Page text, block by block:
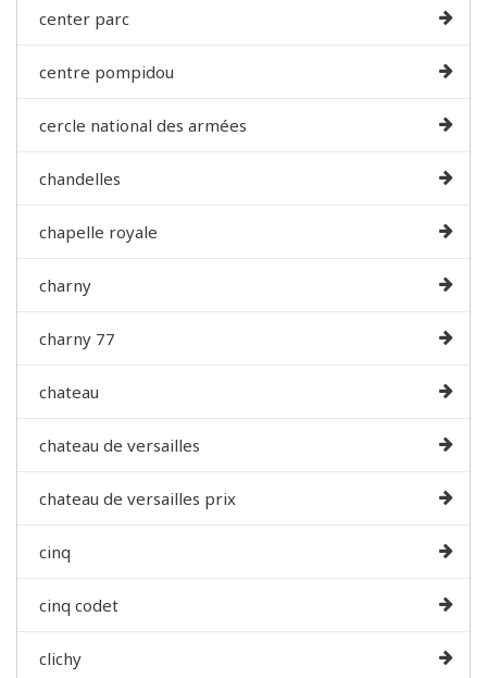
center parc
centre pompidou
cercle national des armées
chandelles
chapelle royale
charny
charny 77
chateau
chateau de versailles
chateau de versailles prix
cinq
cinq codet
clichy